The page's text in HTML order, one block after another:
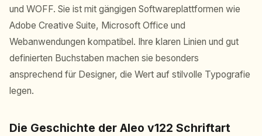
und WOFF. Sie ist mit gängigen Softwareplattformen wie
Adobe Creative Suite, Microsoft Office und
Webanwendungen kompatibel. Ihre klaren Linien und gut
definierten Buchstaben machen sie besonders
ansprechend für Designer, die Wert auf stilvolle Typografie
legen.
Die Geschichte der Aleo v122 Schriftart